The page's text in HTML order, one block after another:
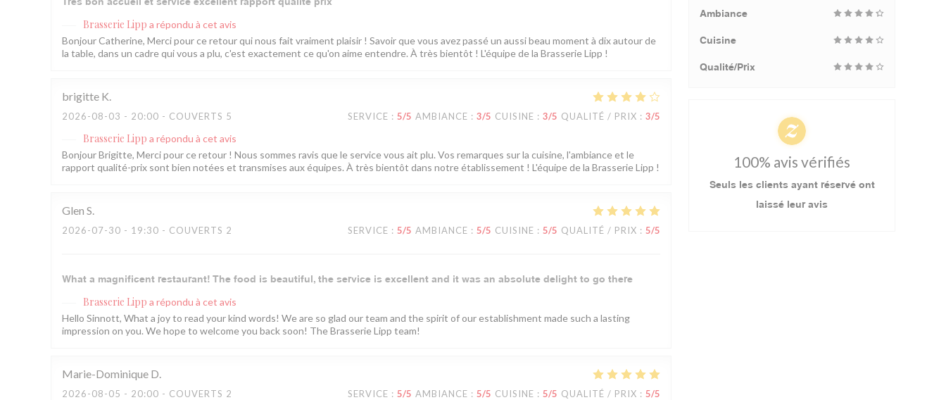
Brasserie Lipp a répondu à cet avis
Bonjour Catherine, Merci pour ce retour qui nous fait vraiment plaisir ! Savoir que vous avez passé un aussi beau moment à dix autour de
la table, dans un cadre qui vous a plu, c'est exactement ce qu'on aime entendre. À très bientôt ! L'équipe de la Brasserie Lipp !
brigitte K
2026-08-03 - 20:00 - COUVERTS 5 SERVICE : 5/5 AMBIANCE : 3/5 CUISINE : 3/5 QUALITÉ / PRIX : 3/5
Brasserie Lipp a répondu à cet avis
Bonjour Brigitte, Merci pour ce retour ! Nous sommes ravis que le service vous ait plu. Vos remarques sur la cuisine, l'ambiance et le
rapport qualité-prix sont bien notées et transmises aux équipes. À très bientôt dans notre établissement ! L'équipe de la Brasserie Lipp !
Glen S
2026-07-30 - 19:30 - COUVERTS 2 SERVICE : 5/5 AMBIANCE : 5/5 CUISINE : 5/5 QUALITÉ / PRIX : 5/5
What a magnificent restaurant! The food is beautiful, the service is excellent and it was an absolute delight to go there
Brasserie Lipp a répondu à cet avis
Hello Sinnott, What a joy to read your kind words! We are so glad our team and the spirit of our establishment made such a lasting
impression on you. We hope to welcome you back soon! The Brasserie Lipp team!
Marie-Dominique D
2026-08-05 - 20:00 - COUVERTS 2 SERVICE : 5/5 AMBIANCE : 5/5 CUISINE : 5/5 QUALITÉ / PRIX : 5/5
Ambiance
Cuisine
Qualité/Prix
100% avis vérifiés
Seuls les clients ayant réservé ont
laissé leur avis